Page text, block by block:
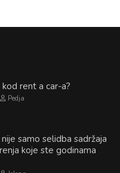
rent a car-a?
Pedja
samo selidba sadržaja
koje ste godinama